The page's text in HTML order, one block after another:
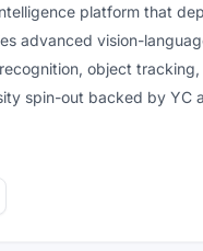
platform that
advanced vision-
object
spin-out backed by YC